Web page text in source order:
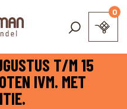
T/M 15
IVM. MET
0